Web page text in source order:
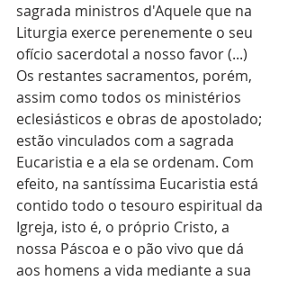
sagrada ministros d'Aquele que na
Liturgia exerce perenemente o seu
ofício sacerdotal a nosso favor (...)
Os restantes sacramentos, porém,
assim como todos os ministérios
eclesiásticos e obras de apostolado;
estão vinculados com a sagrada
Eucaristia e a ela se ordenam. Com
efeito, na santíssima Eucaristia está
contido todo o tesouro espiritual da
Igreja, isto é, o próprio Cristo, a
nossa Páscoa e o pão vivo que dá
aos homens a vida mediante a sua